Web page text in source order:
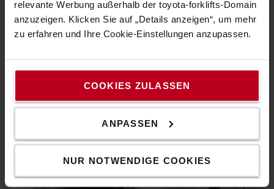
relevante Werbung außerhalb der toyota-forklifts-Domain
anzuzeigen. Klicken Sie auf „Details anzeigen“, um mehr
zu erfahren und Ihre Cookie-Einstellungen anzupassen.
COOKIES ZULASSEN
ANPASSEN
NUR NOTWENDIGE COOKIES
Dank Freisicht-Hubgerüst und freiem Blick auf die
Gabelspitzen von seiner Position aus, verliert der Bediener
das Arbeitsumfeld nie aus den Augen.